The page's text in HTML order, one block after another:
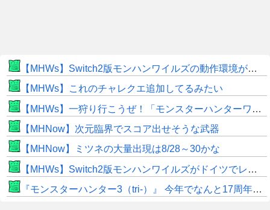
【MHWs】Switch2版モンハンワイルズの動作環境が判明！
【MHWs】これのチャレクエ追加してるみたい
【MHWs】一狩り行こうぜ！「モンスターハンターワイルズ 序盤体験版」を8月5日（水）より配信！
【MHNow】次元臨界でスコア出せそうな武器
【MHNow】ミツネの大量出現は8/28～30かな
【MHWs】Switch2版モンハンワイルズがドイツでレーティングされる！9月のサードダイレクトで発表か！？
『モンスターハンター3（tri-）』 今年でなんと17周年！！